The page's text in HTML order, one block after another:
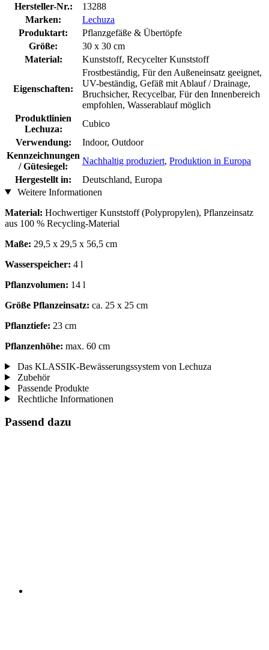
Hersteller-Nr.:
13288
Marken:
Lechuza
Produktart:
Pflanzgefäße & Übertöpfe
Größe:
30 x 30 cm
Material:
Kunststoff, Recycelter Kunststoff
Eigenschaften:
Frostbeständig, Für den Außeneinsatz geeignet,
UV-beständig, Gefäß mit Ablauf / Drainage,
Bruchsicher, Recycelbar, Für den Innenbereich
empfohlen, Wasserablauf möglich
Produktlinien
Lechuza:
Cubico
Verwendung:
Indoor, Outdoor
Kennzeichnungen
/ Gütesiegel:
Nachhaltig produziert, Produktion in Europa
Hergestellt in:
Deutschland, Europa
Weitere Informationen
Material: Hochwertiger Kunststoff (Polypropylen), Pflanzeinsatz
aus 100 % Recycling-Material
Maße: 29,5 x 29,5 x 56,5 cm
Wasserspeicher: 4 l
Pflanzvolumen: 14 l
Größe Pflanzeinsatz: ca. 25 x 25 cm
Pflanztiefe: 23 cm
Pflanzenhöhe: max. 60 cm
Das KLASSIK-Bewässerungssystem von Lechuza
Zubehör
Passende Produkte
Rechtliche Informationen
Passend dazu